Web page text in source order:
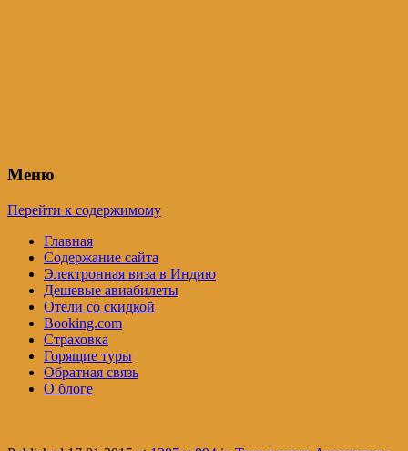
Меню
Перейти к содержимому
Главная
Содержание сайта
Электронная виза в Индию
Дешевые авиабилеты
Отели со скидкой
Booking.com
Страховка
Горящие туры
Обратная связь
О блоге